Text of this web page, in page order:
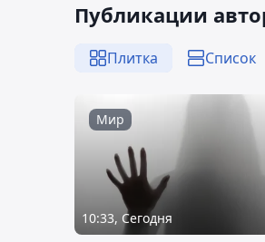
Публикации
Плитка Список
Мир
10:33, Сегодня